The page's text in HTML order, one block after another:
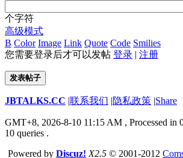
个字符
高级模式
B Color Image Link Quote Code Smilies
您需要登录后才可以发帖 登录 | 注册
发表帖子
JBTALKS.CC |联系我们 |隐私政策 |Share
GMT+8, 2026-8-10 11:15 AM , Processed in
10 queries .
Powered by Discuz! X2.5 © 2001-2012